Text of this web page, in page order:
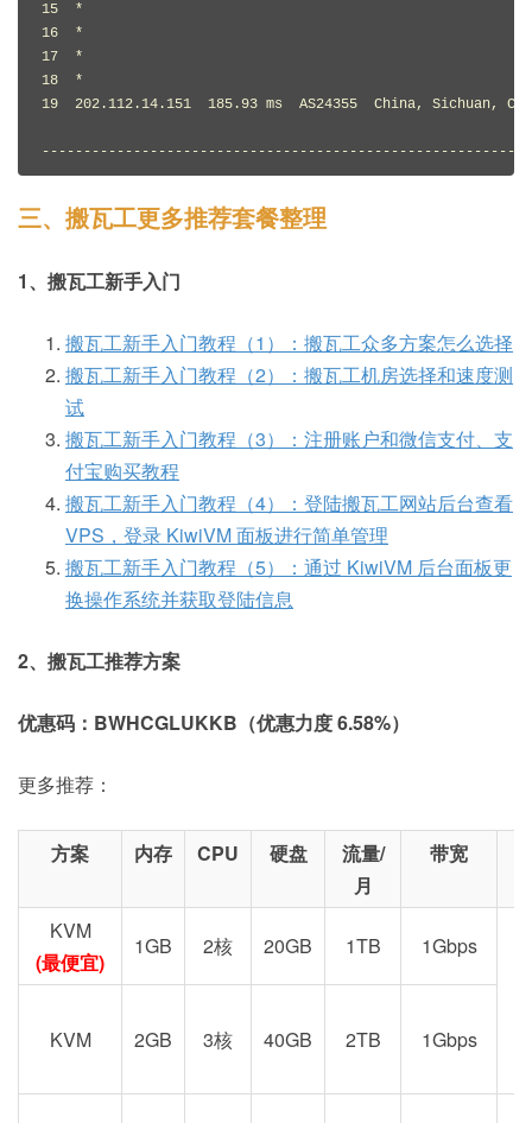
三、搬瓦工更多推荐套餐整理
1、搬瓦工新手入门
搬瓦工新手入门教程（1）：搬瓦工众多方案怎么选择
搬瓦工新手入门教程（2）：搬瓦工机房选择和速度测
试
搬瓦工新手入门教程（3）：注册账户和微信支付、支
付宝购买教程
搬瓦工新手入门教程（4）：登陆搬瓦工网站后台查看
VPS，登录 KiwiVM 面板进行简单管理
搬瓦工新手入门教程（5）：通过 KiwiVM 后台面板更
换操作系统并获取登陆信息
2、搬瓦工推荐方案
优惠码：BWHCGLUKKB（优惠力度 6.58%）
更多推荐：
方案 内存 CPU 硬盘
流量/
月
带宽
KVM
(最便宜)
1GB 2核 20GB 1TB 1Gbps
KVM 2GB 3核 40GB 2TB 1Gbps